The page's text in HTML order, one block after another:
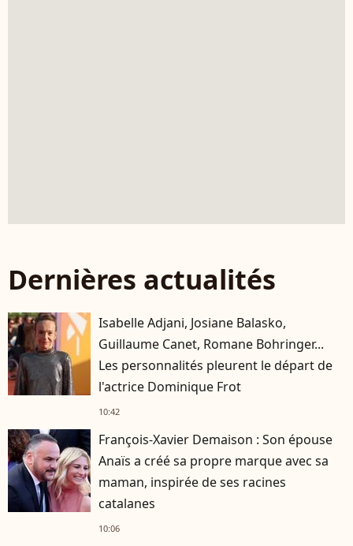
Dernières actualités
Isabelle Adjani, Josiane Balasko,
Guillaume Canet, Romane Bohringer...
Les personnalités pleurent le départ de
l'actrice Dominique Frot
10:42
François-Xavier Demaison : Son épouse
Anaïs a créé sa propre marque avec sa
maman, inspirée de ses racines
catalanes
10:06